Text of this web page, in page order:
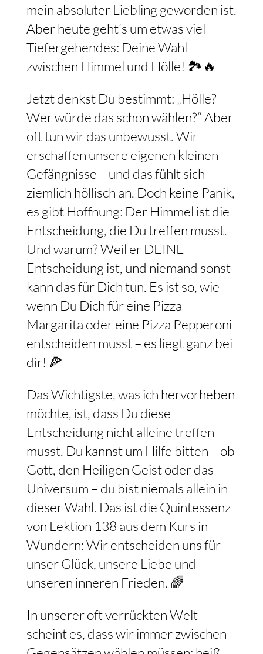
mein absoluter Liebling geworden ist.
Aber heute geht’s um etwas viel
Tiefergehendes: Deine Wahl
zwischen Himmel und Hölle! 🏞️🔥
Jetzt denkst Du bestimmt: „Hölle?
Wer würde das schon wählen?“ Aber
oft tun wir das unbewusst. Wir
erschaffen unsere eigenen kleinen
Gefängnisse – und das fühlt sich
ziemlich höllisch an. Doch keine Panik,
es gibt Hoffnung: Der Himmel ist die
Entscheidung, die Du treffen musst.
Und warum? Weil er DEINE
Entscheidung ist, und niemand sonst
kann das für Dich tun. Es ist so, wie
wenn Du Dich für eine Pizza
Margarita oder eine Pizza Pepperoni
entscheiden musst – es liegt ganz bei
dir! 🍕
Das Wichtigste, was ich hervorheben
möchte, ist, dass Du diese
Entscheidung nicht alleine treffen
musst. Du kannst um Hilfe bitten – ob
Gott, den Heiligen Geist oder das
Universum – du bist niemals allein in
dieser Wahl. Das ist die Quintessenz
von Lektion 138 aus dem Kurs in
Wundern: Wir entscheiden uns für
unser Glück, unsere Liebe und
unseren inneren Frieden. 🌈
In unserer oft verrückten Welt
scheint es, dass wir immer zwischen